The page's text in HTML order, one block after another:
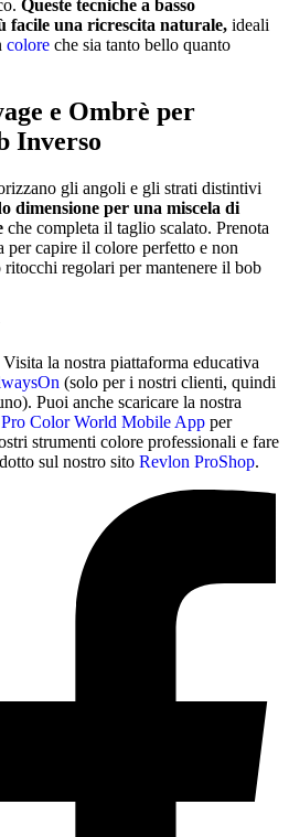
Queste tecniche a basso
facile una ricrescita naturale, ideali
colore che sia tanto bello quanto
e Ombrè per
Inverso
gli angoli e gli strati distintivi
dimensione per una miscela di
che completa il taglio scalato. Prenota
per capire il colore perfetto e non
regolari per mantenere il bob
la nostra piattaforma educativa
(solo per i nostri clienti, quindi
Puoi anche scaricare la nostra
Color World Mobile App per
strumenti colore professionali e fare
sul nostro sito Revlon ProShop.